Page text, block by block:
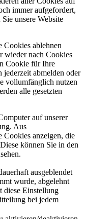
immer aufgefordert,
unsere Website
Cookies ablehnen
wieder nach Cookies
Cookie für Ihre
jederzeit abmelden oder
vollumfänglich nutzen
alle gesetzten
auf unserer
Aus
Cookies anzeigen, die
können Sie in den
ausgeblendet
wurde, abgelehnt
diese Einstellung
bei jedem